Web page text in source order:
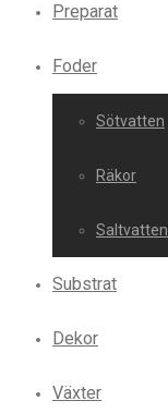
Preparat
Foder
Sötvatten
Räkor
Saltvatten
Substrat
Dekor
Växter